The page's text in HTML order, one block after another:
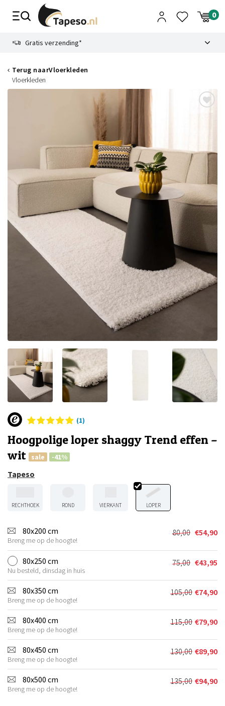
Gratis verzending*
Terug naarVloerkleden
Vloerkleden
(1)
Hoogpolige loper shaggy Trend effen –
wit
sale -41%
Tapeso
RECHTHOEK ROND VIERKANT LOPER
80x200 cm
Breng me op de hoogte!
80,00
prijs
was:
€80,00.
€54,90
Huidige
prijs
is:
€54,90.
80x250 cm
Nu besteld, dinsdag in huis
75,00
prijs
was:
€75,00.
€43,95
Huidige
prijs
is:
€43,95.
80x350 cm
Breng me op de hoogte!
105,00
prijs
was:
€105,00.
€74,90
Huidige
prijs
is:
€74,90.
80x400 cm
Breng me op de hoogte!
115,00
prijs
was:
€115,00.
€79,90
Huidige
prijs
is:
€79,90.
80x450 cm
Breng me op de hoogte!
130,00
prijs
was:
€130,00.
€89,90
Huidige
prijs
is:
€89,90.
80x500 cm
Breng me op de hoogte!
135,00 €94,90
Huidige